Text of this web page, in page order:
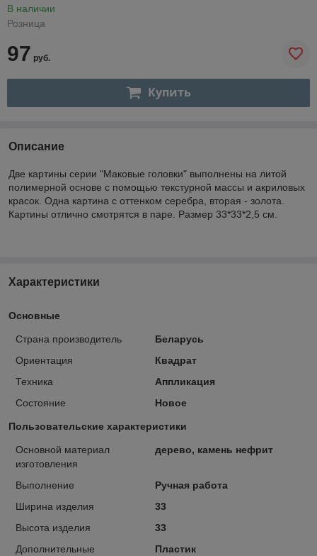
В наличии
Розница
97 руб.
Купить
Описание
Две картины серии "Маковые головки" выполнены на литой
полимерной основе с помощью текстурной массы и акриловых
красок. Одна картина с оттенком серебра, вторая - золота.
Картины отлично смотрятся в паре. Размер 33*33*2,5 см.
Характеристики
Основные
Страна производитель
Беларусь
Ориентация
Квадрат
Техника
Аппликация
Состояние
Новое
Пользовательские характеристики
Основной материал
изготовления
дерево, камень нефрит
Выполнение
Ручная работа
Ширина изделия
33
Высота изделия
33
Дополнительные
Пластик